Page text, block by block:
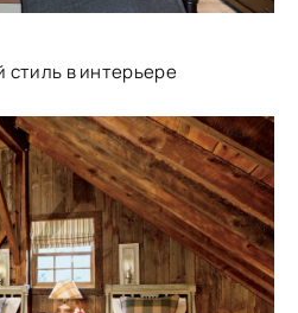
стиль в интерьере